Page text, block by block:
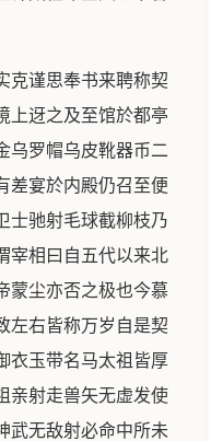
克谨思奉书来聘称契
上迓之及至馆於都亭
乌罗帽乌皮靴器币二
差宴於内殿仍召至便
士驰射毛球截柳枝乃
宰相曰自五代以来北
蒙尘亦否之极也今慕
左右皆称万岁自是契
衣玉带名马太祖皆厚
亲射走兽矢无虚发使
武无敌射必命中所未